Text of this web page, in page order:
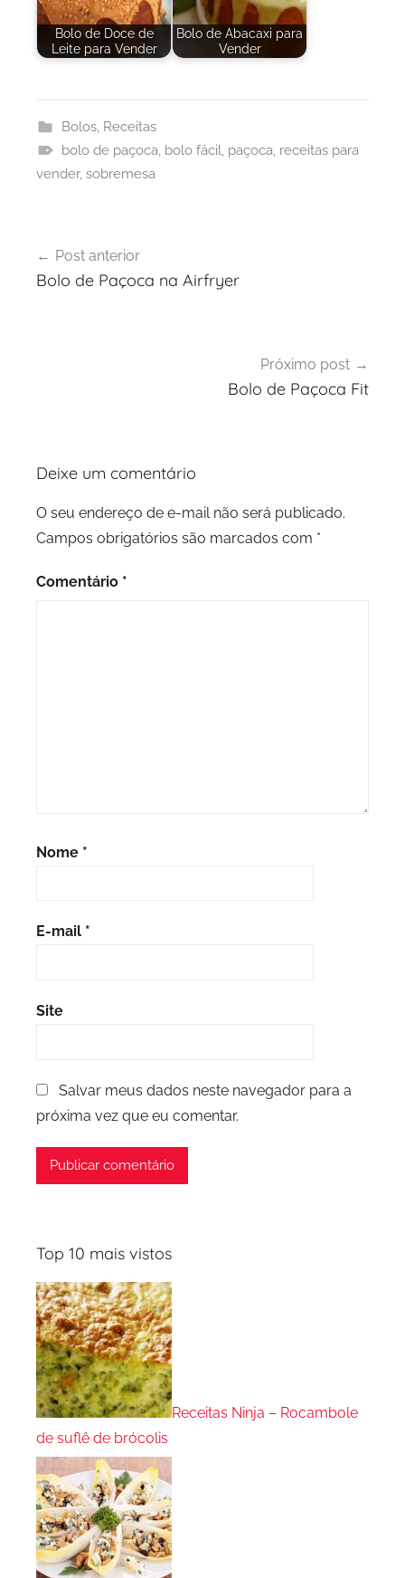
Bolo de Doce de
Leite para Vender
Bolo de Abacaxi para
Vender
Bolos, Receitas
bolo de paçoca, bolo fácil, paçoca, receitas para
vender, sobremesa
de
Post anterior
Bolo de Paçoca na Airfryer
Próximo post
Bolo de Paçoca Fit
Deixe um comentário
O seu endereço de e-mail não será publicado.
Campos obrigatórios são marcados com *
Comentário *
Nome *
E-mail *
Site
Salvar meus dados neste navegador para a
próxima vez que eu comentar.
Top 10 mais vistos
Receitas Ninja – Rocambole
de suflê de brócolis